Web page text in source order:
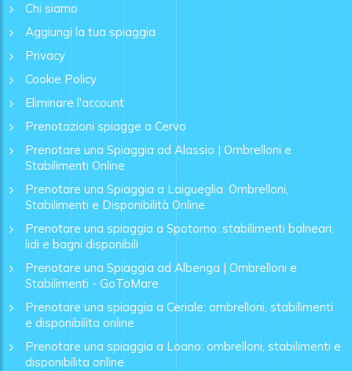
Chi siamo
Aggiungi la tua spiaggia
Privacy
Cookie Policy
Eliminare l'account
Prenotazioni spiagge a Cervo
Prenotare una Spiaggia ad Alassio | Ombrelloni e
Stabilimenti Online
Prenotare una Spiaggia a Laigueglia: Ombrelloni,
Stabilimenti e Disponibilità Online
Prenotare una spiaggia a Spotorno: stabilimenti balneari,
lidi e bagni disponibili
Prenotare una Spiaggia ad Albenga | Ombrelloni e
Stabilimenti - GoToMare
Prenotare una spiaggia a Ceriale: ombrelloni, stabilimenti
e disponibilita online
Prenotare una spiaggia a Loano: ombrelloni, stabilimenti e
disponibilita online